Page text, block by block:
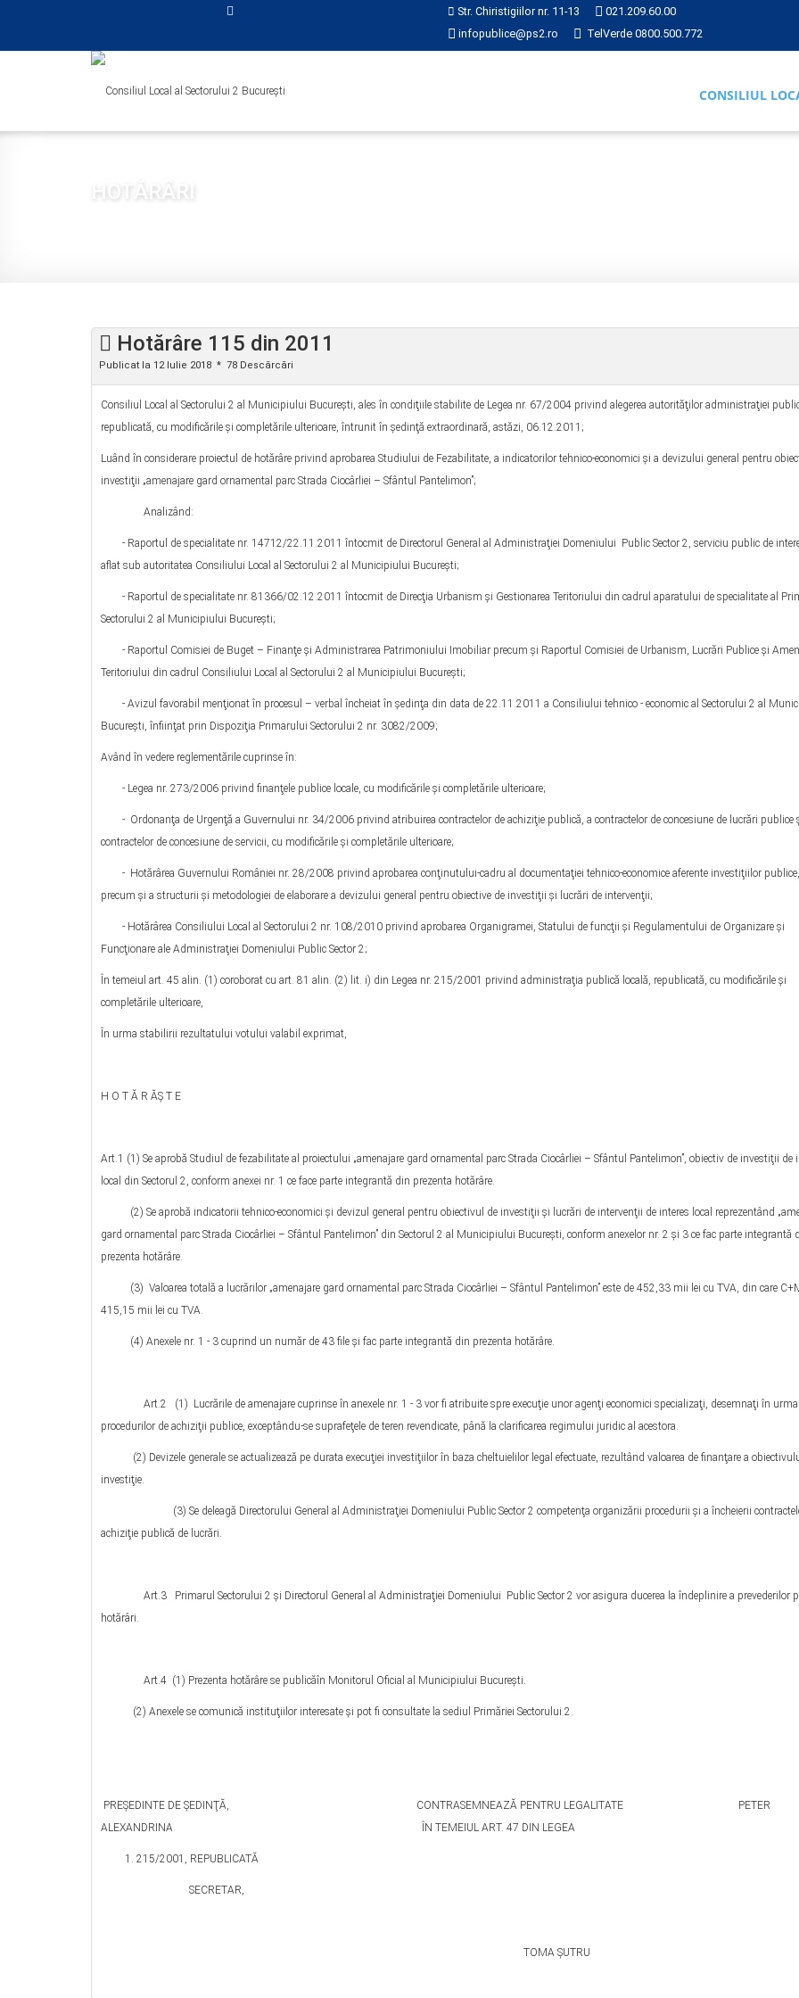
Str. Chiristigiilor nr. 11-13
021.209.60.00
infopublice@ps2.ro
TelVerde 0800.500.772
CONSILIUL
HOTĂRÂRI
Hotărâre 115 din 2011
Publicat la 12 Iulie 2018 78 Descărcări
Consiliul Local al Sectorului 2 al Municipiului Bucureşti, ales în condiţiile stabilite de Legea nr. 67/2004 privind alegerea autorităţilor administraţiei
republicată, cu modificările şi completările ulterioare, întrunit în şedinţă extraordinară, astăzi, 06.12.2011;
Luând în considerare proiectul de hotărâre privind aprobarea Studiului de Fezabilitate, a indicatorilor tehnico-economici şi a devizului general pentru
investiţii „amenajare gard ornamental parc Strada Ciocârliei – Sfântul Pantelimon”;
Analizând:
- Raportul de specialitate nr. 14712/22.11.2011 întocmit de Directorul General al Administraţiei Domeniului Public Sector 2, serviciu public de
aflat sub autoritatea Consiliului Local al Sectorului 2 al Municipiului Bucureşti;
- Raportul de specialitate nr. 81366/02.12.2011 întocmit de Direcţia Urbanism şi Gestionarea Teritoriului din cadrul aparatului de specialitate al
Sectorului 2 al Municipiului Bucureşti;
- Raportul Comisiei de Buget – Finanţe şi Administrarea Patrimoniului Imobiliar precum şi Raportul Comisiei de Urbanism, Lucrări Publice şi
Teritoriului din cadrul Consiliului Local al Sectorului 2 al Municipiului Bucureşti;
- Avizul favorabil menţionat în procesul – verbal încheiat în şedinţa din data de 22.11.2011 a Consiliului tehnico - economic al Sectorului 2 al
Bucureşti, înfiinţat prin Dispoziţia Primarului Sectorului 2 nr. 3082/2009;
Având în vedere reglementările cuprinse în:
- Legea nr. 273/2006 privind finanţele publice locale, cu modificările şi completările ulterioare;
- Ordonanţa de Urgenţă a Guvernului nr. 34/2006 privind atribuirea contractelor de achiziţie publică, a contractelor de concesiune de lucrări publice
contractelor de concesiune de servicii, cu modificările şi completările ulterioare;
- Hotărârea Guvernului României nr. 28/2008 privind aprobarea conţinutului-cadru al documentaţiei tehnico-economice aferente investiţiilor publice,
precum şi a structurii şi metodologiei de elaborare a devizului general pentru obiective de investiţii şi lucrări de intervenţii;
- Hotărârea Consiliului Local al Sectorului 2 nr. 108/2010 privind aprobarea Organigramei, Statului de funcţii şi Regulamentului de Organizare şi
Funcţionare ale Administraţiei Domeniului Public Sector 2;
În temeiul art. 45 alin. (1) coroborat cu art. 81 alin. (2) lit. i) din Legea nr. 215/2001 privind administraţia publică locală, republicată, cu modificările şi
completările ulterioare,
În urma stabilirii rezultatului votului valabil exprimat,
H O T Ă R ĂŞ T E
Art.1 (1) Se aprobă Studiul de fezabilitate al proiectului „amenajare gard ornamental parc Strada Ciocârliei – Sfântul Pantelimon”, obiectiv de investiţii de
local din Sectorul 2, conform anexei nr. 1 ce face parte integrantă din prezenta hotărâre.
(2) Se aprobă indicatorii tehnico-economici şi devizul general pentru obiectivul de investiţii şi lucrări de intervenţii de interes local reprezentând
gard ornamental parc Strada Ciocârliei – Sfântul Pantelimon” din Sectorul 2 al Municipiului Bucureşti, conform anexelor nr. 2 şi 3 ce fac parte integrantă
prezenta hotărâre.
(3) Valoarea totală a lucrărilor „amenajare gard ornamental parc Strada Ciocârliei – Sfântul Pantelimon” este de 452,33 mii lei cu TVA, din care
415,15 mii lei cu TVA.
(4) Anexele nr. 1 - 3 cuprind un număr de 43 file şi fac parte integrantă din prezenta hotărâre.
Art.2 (1) Lucrările de amenajare cuprinse în anexele nr. 1 - 3 vor fi atribuite spre execuţie unor agenţi economici specializaţi, desemnaţi în urma
procedurilor de achiziţii publice, exceptându-se suprafeţele de teren revendicate, până la clarificarea regimului juridic al acestora.
(2) Devizele generale se actualizează pe durata execuţiei investiţiilor în baza cheltuielilor legal efectuate, rezultând valoarea de finanţare a
investiţie.
(3) Se deleagă Directorului General al Administraţiei Domeniului Public Sector 2 competenţa organizării procedurii şi a încheierii
achiziţie publică de lucrări.
Art.3 Primarul Sectorului 2 şi Directorul General al Administraţiei Domeniului Public Sector 2 vor asigura ducerea la îndeplinire a prevederilor
hotărâri.
Art.4 (1) Prezenta hotărâre se publicăîn Monitorul Oficial al Municipiului Bucureşti.
(2) Anexele se comunică instituţiilor interesate şi pot fi consultate la sediul Primăriei Sectorului 2.
PREŞEDINTE DE ŞEDINŢĂ, CONTRASEMNEAZĂ PENTRU LEGALITATE PETER
ALEXANDRINA ÎN TEMEIUL ART. 47 DIN LEGEA
215/2001, REPUBLICATĂ
SECRETAR,
TOMA ŞUTRU